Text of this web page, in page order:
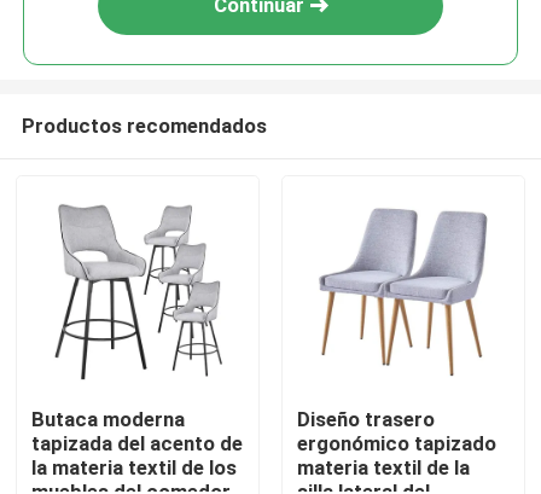
Hogar
Productos
Continuar
Productos recomendados
Butaca moderna
tapizada del acento de
la materia textil de los
Diseño trasero
ergonómico tapizado
materia textil de la